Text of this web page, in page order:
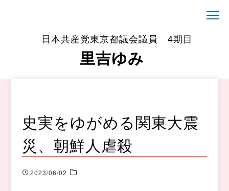
日本共産党東京都議会議員 4期目
里吉ゆみ
史実をゆがめる関東大震
災、朝鮮人虐殺
2023/06/02